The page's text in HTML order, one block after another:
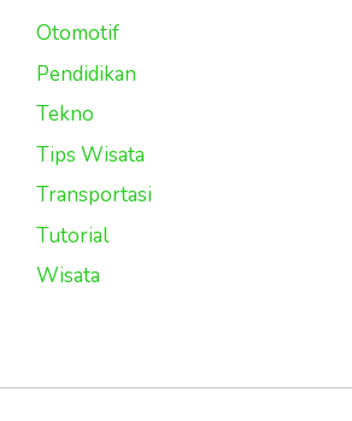
Otomotif
Pendidikan
Tekno
Tips Wisata
Transportasi
Tutorial
Wisata